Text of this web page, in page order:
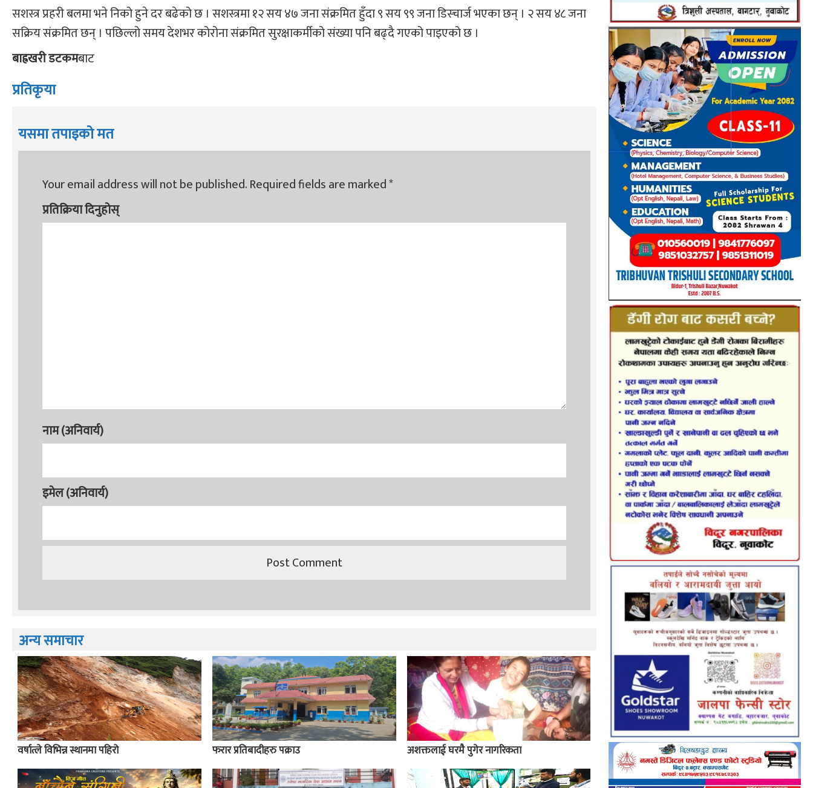
सशस्त्र प्रहरी बलमा भने निको हुने दर बढेको छ । सशस्त्रमा १२ सय ४७ जना संक्रमित हुँदा ९ सय ९९ जना डिस्चार्ज भएका छन् । २ सय ४८ जना
सक्रिय संक्रमित छन् । पछिल्लो समय देशभर कोरोना संक्रमित सुरक्षाकर्मीको संख्या पनि बढ्दै गएको पाइएको छ ।
बाह्रखरी डटकमबाट
प्रतिकृया
यसमा तपाइको मत
Your email address will not be published.Required fields are marked*
प्रतिक्रिया दिनुहोस्
नाम (अनिवार्य)
इमेल (अनिवार्य)
अन्य समाचार
वर्षात्ले विभिन्न स्थानमा पहिरो फरार प्रतिबादीहरु पक्राउ अशक्तलाई घरमै पुगेर नागरिकता